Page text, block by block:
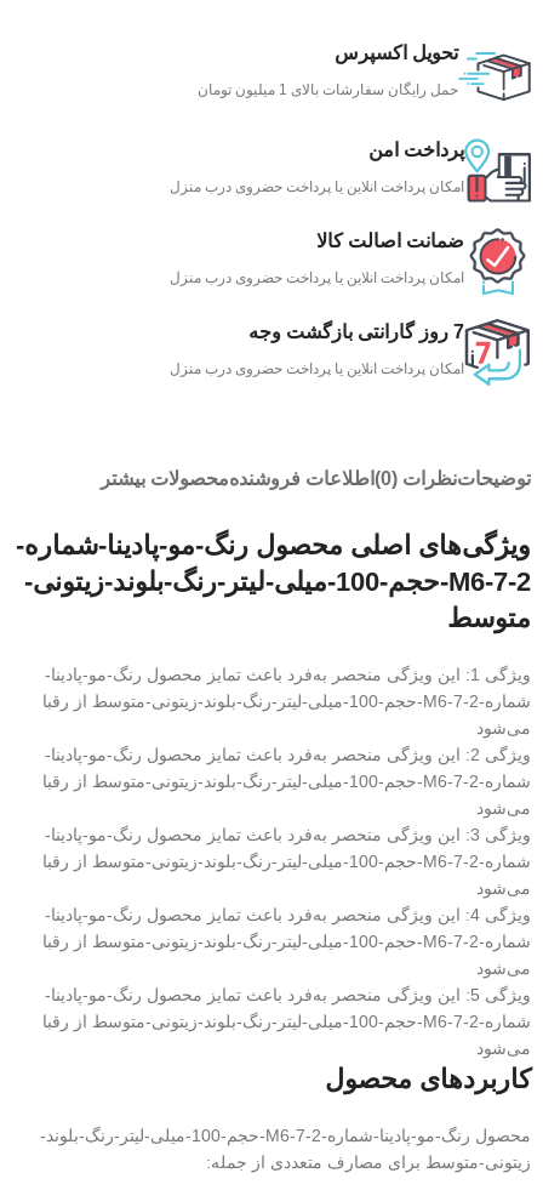
تحویل اکسپرس
حمل رایگان سفارشات بالای 1 میلیون تومان
پرداخت امن
امکان پرداخت انلاین یا پرداخت حضروی درب منزل
ضمانت اصالت کالا
امکان پرداخت انلاین یا پرداخت حضروی درب منزل
7 روز گارانتی بازگشت وجه
امکان پرداخت انلاین یا پرداخت حضروی درب منزل
توضیحاتنظرات (0) اطلاعات فروشندهمحصولات بیشتر
ویژگی‌های اصلی محصول رنگ-مو-پادینا-شماره-
M6-7-2-حجم-100-میلی-لیتر-رنگ-بلوند-زیتونی-
متوسط
ویژگی 1: این ویژگی منحصر به‌فرد باعث تمایز محصول رنگ-مو-پادینا-
شماره-M6-7-2-حجم-100-میلی-لیتر-رنگ-بلوند-زیتونی-متوسط از رقبا
می‌شود
ویژگی 2: این ویژگی منحصر به‌فرد باعث تمایز محصول رنگ-مو-پادینا-
شماره-M6-7-2-حجم-100-میلی-لیتر-رنگ-بلوند-زیتونی-متوسط از رقبا
می‌شود
ویژگی 3: این ویژگی منحصر به‌فرد باعث تمایز محصول رنگ-مو-پادینا-
شماره-M6-7-2-حجم-100-میلی-لیتر-رنگ-بلوند-زیتونی-متوسط از رقبا
می‌شود
ویژگی 4: این ویژگی منحصر به‌فرد باعث تمایز محصول رنگ-مو-پادینا-
شماره-M6-7-2-حجم-100-میلی-لیتر-رنگ-بلوند-زیتونی-متوسط از رقبا
می‌شود
ویژگی 5: این ویژگی منحصر به‌فرد باعث تمایز محصول رنگ-مو-پادینا-
شماره-M6-7-2-حجم-100-میلی-لیتر-رنگ-بلوند-زیتونی-متوسط از رقبا
می‌شود
کاربردهای محصول
محصول رنگ-مو-پادینا-شماره-M6-7-2-حجم-100-میلی-لیتر-رنگ-بلوند-
زیتونی-متوسط برای مصارف متعددی از جمله: